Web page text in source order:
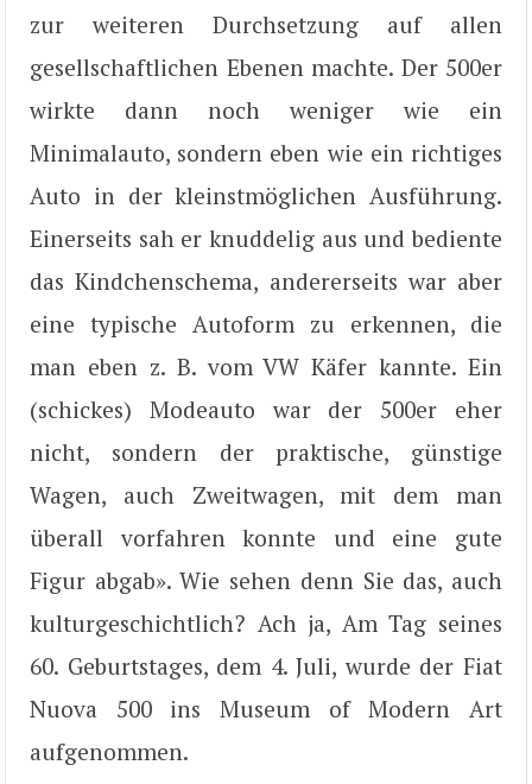
zur weiteren Durchsetzung auf allen
gesellschaftlichen Ebenen machte. Der 500er
wirkte dann noch weniger wie ein
Minimalauto, sondern eben wie ein richtiges
Auto in der kleinstmöglichen Ausführung.
Einerseits sah er knuddelig aus und bediente
das Kindchenschema, andererseits war aber
eine typische Autoform zu erkennen, die
man eben z. B. vom VW Käfer kannte. Ein
(schickes) Modeauto war der 500er eher
nicht, sondern der praktische, günstige
Wagen, auch Zweitwagen, mit dem man
überall vorfahren konnte und eine gute
Figur abgab». Wie sehen denn Sie das, auch
kulturgeschichtlich? Ach ja, Am Tag seines
60. Geburtstages, dem 4. Juli, wurde der Fiat
Nuova 500 ins Museum of Modern Art
aufgenommen.